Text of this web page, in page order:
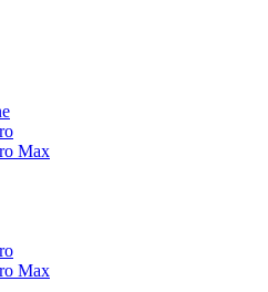
Max
Max